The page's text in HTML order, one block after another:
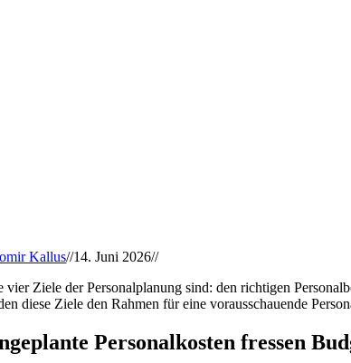
Kallus//14. Juni 2026//
vier Ziele der Personalplanung sind: den richtigen
diese Ziele den Rahmen für eine vorausschauende
Personalkosten fressen